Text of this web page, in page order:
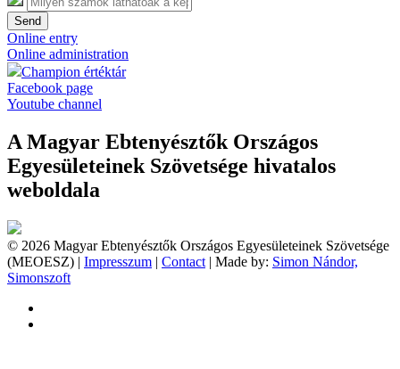
Send
Online entry
Online administration
Champion értéktár
Facebook page
Youtube channel
A Magyar Ebtenyésztők Országos
Egyesületeinek Szövetsége hivatalos
weboldala
© 2026 Magyar Ebtenyésztők Országos Egyesületeinek Szövetsége
(MEOESZ) | Impresszum | Contact | Made by: Simon Nándor,
Simonszoft